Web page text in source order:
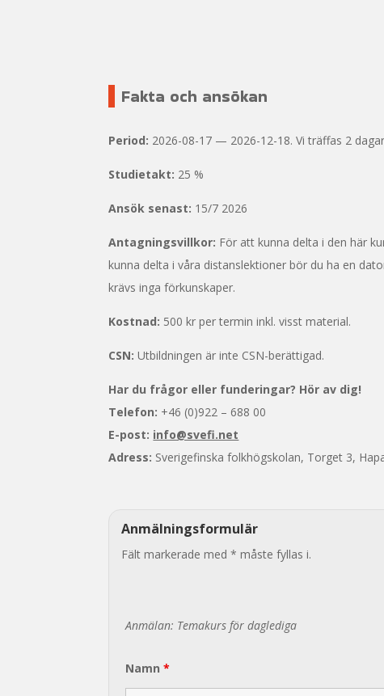
Fakta och ansökan
Period: 2026-08-17 — 2026-12-18. Vi träffas 2
Studietakt: 25 %
Ansök senast: 15/7 2026
Antagningsvillkor: För att kunna delta i den här
kunna delta i våra distanslektioner bör du ha en
krävs inga förkunskaper.
Kostnad: 500 kr per termin inkl. visst material.
CSN: Utbildningen är inte CSN-berättigad.
Har du frågor eller funderingar? Hör av dig!
Telefon: +46 (0)922 – 688 00
E-post: info@svefi.net
Adress: Sverigefinska folkhögskolan, Torget 3,
Anmälningsformulär
Fält markerade med * måste fyllas i.
Anmälan: Temakurs för daglediga
Namn*